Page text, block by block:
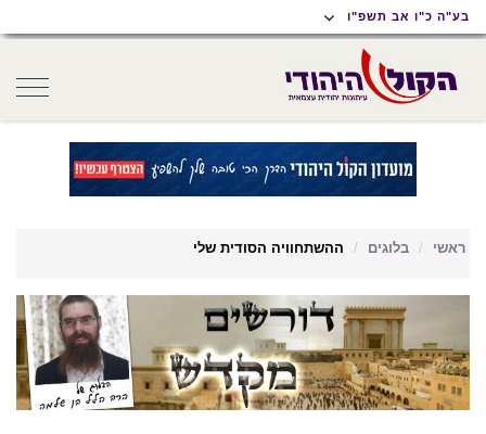
תפריט
נגישות
תפריט
ראשי
תוכן
ראשי
בע"ה כ"ו אב תשפ"ו
ראשי בלוגים ההשתחוויה הסודית שלי